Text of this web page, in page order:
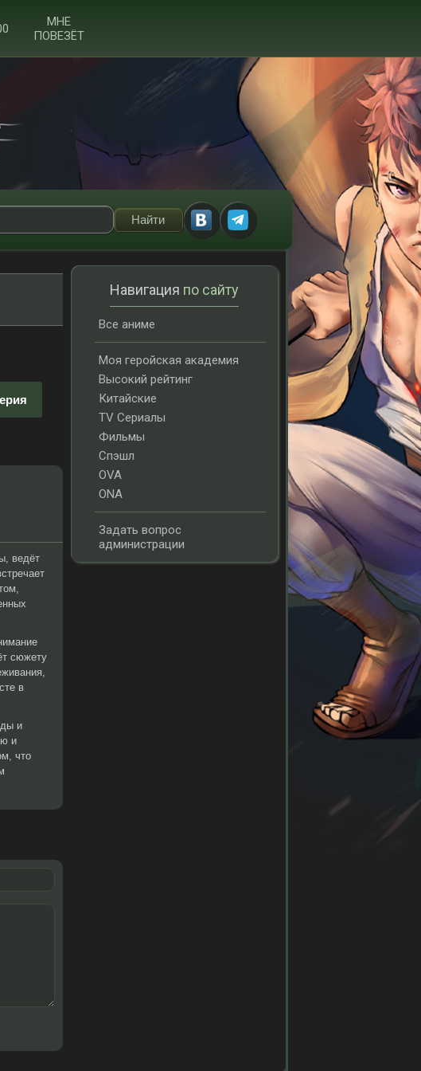
МНЕ
ПОВЕЗЁТ
ведёт
сюжету
в
и
и
что
Навигация по сайту
Все аниме
Моя геройская академия
Высокий рейтинг
Китайские
TV Сериалы
Фильмы
Спэшл
OVA
ONA
Задать вопрос
администрации